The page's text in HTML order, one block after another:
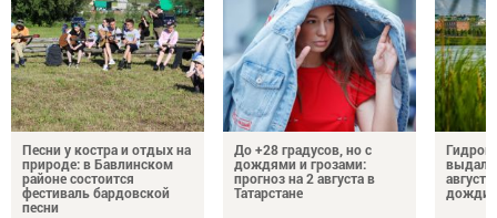
Песни у костра и отдых на
природе: в Бавлинском
районе состоится
фестиваль бардовской
песни
До +28 градусов, но с
дождями и грозами:
прогноз на 2 августа в
Татарстане
дожди,